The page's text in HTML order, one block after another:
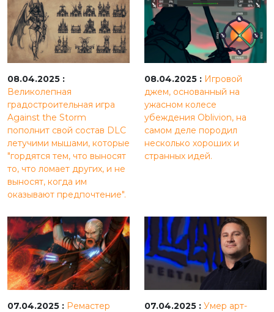
08.04.2025 :
Великолепная
градостроительная игра
Against the Storm
пополнит свой состав DLC
летучими мышами, которые
"гордятся тем, что выносят
то, что ломает других, и не
выносят, когда им
оказывают предпочтение".
08.04.2025 : Игровой
джем, основанный на
ужасном колесе
убеждения Oblivion, на
самом деле породил
несколько хороших и
странных идей.
07.04.2025 : Ремастер
07.04.2025 : Умер арт-